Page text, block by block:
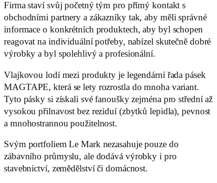
Firma staví svůj početný tým pro přímý kontakt s
obchodními partnery a zákazníky tak, aby měli správné
informace o konkrétních produktech, aby byl schopen
reagovat na individuální potřeby, nabízel skutečně dobré
výrobky a byl spolehlivý a profesionální.
Vlajkovou lodí mezi produkty je legendární řada pásek
MAGTAPE, která se lety rozrostla do mnoha variant.
Tyto pásky si získali své fanoušky zejména pro střední až
vysokou přilnavost bez reziduí (zbytků lepidla), pevnost
a mnohostrannou použitelnost.
Svým portfoliem Le Mark nezasahuje pouze do
zábavního průmyslu, ale dodává výrobky i pro
stavebnictví, zemědělství či domácnost.